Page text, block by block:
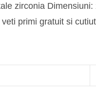
zirconia
primi gratuit si